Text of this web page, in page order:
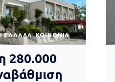
ΕΛΛΆΔΑ ΚΟΙΝΩΝΊΑ
280.000